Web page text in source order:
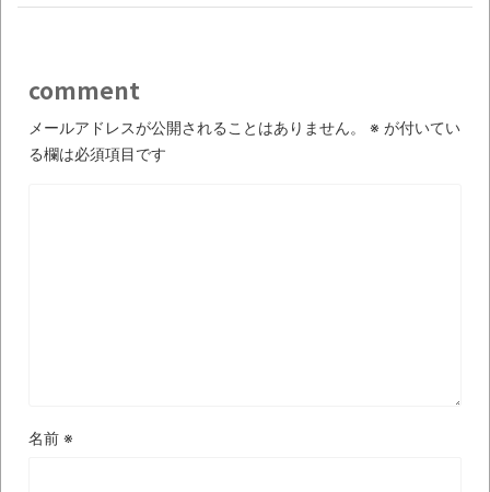
オーストラリアの男性飛行家 太平洋横断
飛行
【中国】パトカーの前で好演技www当たり
comment
メールアドレスが公開されることはありません。 ※ が付いてい
る欄は必須項目です
名前 ※